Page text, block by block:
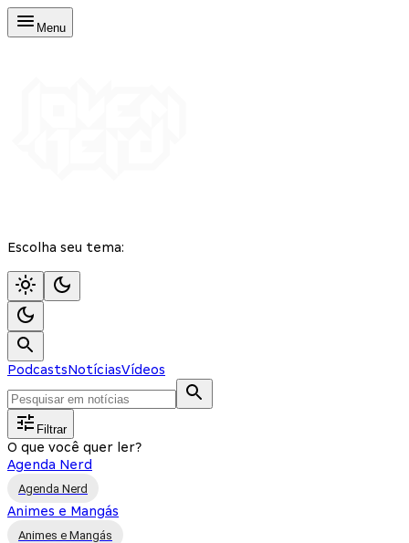
Menu
Escolha seu tema:
PodcastsNotíciasVídeos
Filtrar
O que você quer ler?
Agenda Nerd
Agenda Nerd
Animes e Mangás
Animes e Mangás